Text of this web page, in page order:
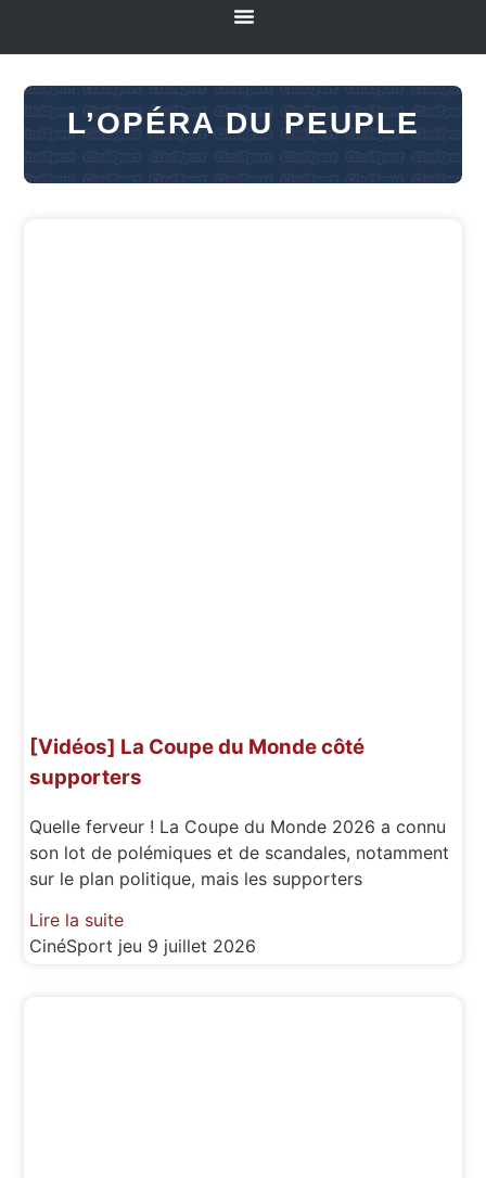
L’OPÉRA DU PEUPLE
[Vidéos] La Coupe du Monde côté
supporters
Quelle ferveur ! La Coupe du Monde 2026 a connu
son lot de polémiques et de scandales, notamment
sur le plan politique, mais les supporters
Lire la suite
CinéSport jeu 9 juillet 2026